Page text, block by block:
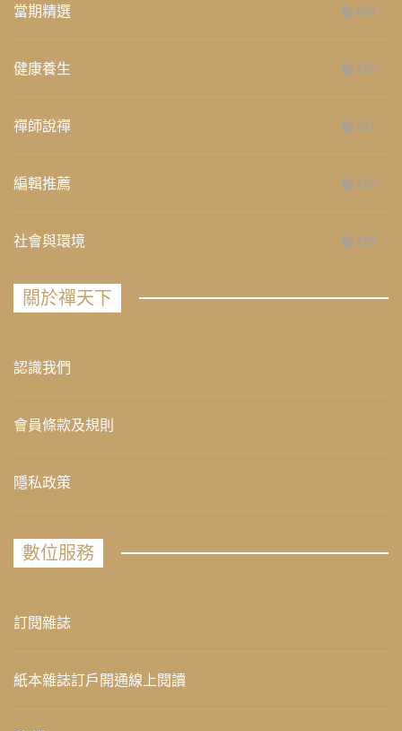
當期精選 658
健康養生 276
禪師說禪 267
編輯推薦 236
社會與環境 235
關於禪天下
認識我們
會員條款及規則
隱私政策
數位服務
訂閱雜誌
紙本雜誌訂戶開通線上閱讀